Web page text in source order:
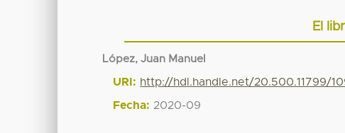
El
López, Juan Manuel
URI: http://hdl.handle.net/20.500.11799/
Fecha: 2020-09